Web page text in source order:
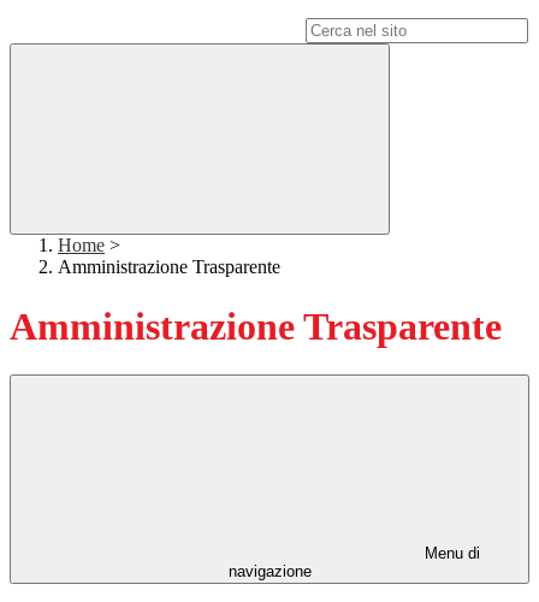
Home >
Amministrazione Trasparente
Amministrazione Trasparente
Menu di
navigazione